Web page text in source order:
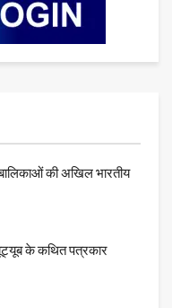
की अखिल भारतीय
के कथित पत्रकार